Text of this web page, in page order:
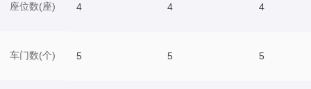
座位数(座)
车门数(个)
4 4 4
5 5 5